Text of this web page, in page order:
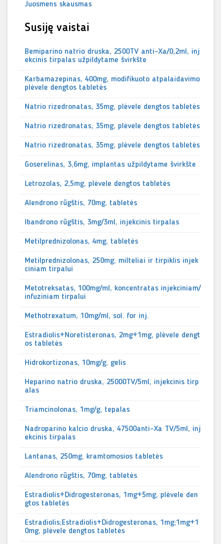
Juosmens skausmas
Susiję vaistai
Bemiparino natrio druska, 2500TV anti-Xa/0,2ml, inj
ekcinis tirpalas užpildytame švirkšte
Karbamazepinas, 400mg, modifikuoto atpalaidavimo
plėvele dengtos tabletės
Natrio rizedronatas, 35mg, plėvele dengtos tabletės
Natrio rizedronatas, 35mg, plėvele dengtos tabletės
Natrio rizedronatas, 35mg, plėvele dengtos tabletės
Goserelinas, 3,6mg, implantas užpildytame švirkšte
Letrozolas, 2,5mg, plėvele dengtos tabletės
Alendrono rūgštis, 70mg, tabletės
Ibandrono rūgštis, 3mg/3ml, injekcinis tirpalas
Metilprednizolonas, 4mg, tabletės
Metilprednizolonas, 250mg, milteliai ir tirpiklis injek
ciniam tirpalui
Metotreksatas, 100mg/ml, koncentratas injekciniam/
infuziniam tirpalui
Methotrexatum, 10mg/ml, sol. for inj.
Estradiolis+Noretisteronas, 2mg+1mg, plėvele dengt
os tabletės
Hidrokortizonas, 10mg/g, gelis
Heparino natrio druska, 25000TV/5ml, injekcinis tirp
alas
Triamcinolonas, 1mg/g, tepalas
Nadroparino kalcio druska, 47500anti-Xa TV/5ml, inj
ekcinis tirpalas
Lantanas, 250mg, kramtomosios tabletės
Alendrono rūgštis, 70mg, tabletės
Estradiolis+Didrogesteronas, 1mg+5mg, plėvele den
gtos tabletės
Estradiolis;Estradiolis+Didrogesteronas, 1mg;1mg+1
0mg, plėvele dengtos tabletės